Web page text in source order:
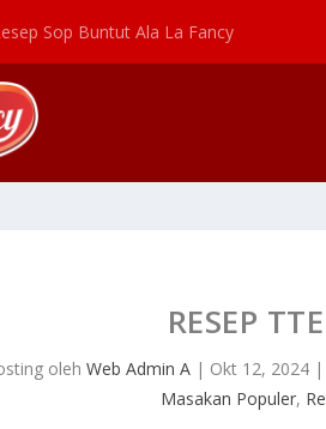
Sop Buntut Ala La Fancy
RESEP
olehWeb Admin A | Okt 12, 2024
Masakan Populer,